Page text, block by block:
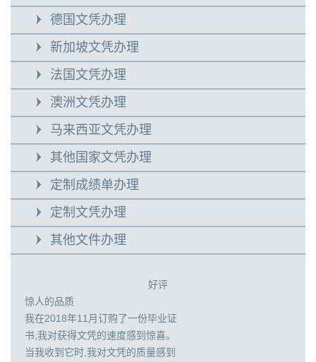
德国文凭办理
新加坡文凭办理
法国文凭办理
澳洲文凭办理
马来西亚文凭办理
其他国家文凭办理
定制成绩单办理
定制文凭办理
其他文件办理
好评
惊人的品质
我在2018年11月订购了一份毕业证
书,我对获得文凭的速度感到惊喜。
当我收到它时,我对文凭的质量感到